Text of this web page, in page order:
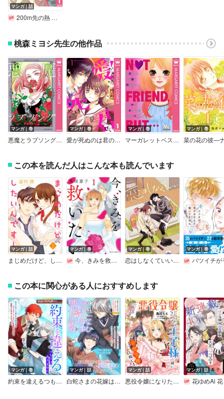
マンガ｜話
200m先の熱 分冊版
桃森ミヨシ先生の他作品
マンガ｜巻
悪魔とラブソング アンコール
マンガ｜巻
愛が死ぬのは君のせい
マンガ｜巻
マーガレットベストセレクション NOT FRIEND，BUT…
マンガ｜巻
この本を読んだ人はこんな本も読んでいます
マンガ｜話
まじめだけど、したいんです！
マンガ｜巻
今、きみを救いたい
マンガ｜巻
恋はしなくていい【電子単行本】
マンガ｜巻
バツイチがモテるなんて聞いてません【コミッ
この本に関心がある人におすすめします
マンガ｜巻
約束を違えるつもりはありません
マンガ｜話
白蛇さまの花嫁は、奪われていた名前を取り戻し幸せな道を歩む～餌付けされて売り飛ばされると思っていたら、待っていたのは蕩けるような溺愛でした～
マンガ｜話
悪役令嬢になりたくないので、王子様と一緒に完璧令嬢を目指します！【単話売】
マンガ｜話
花ゆめAi 花と